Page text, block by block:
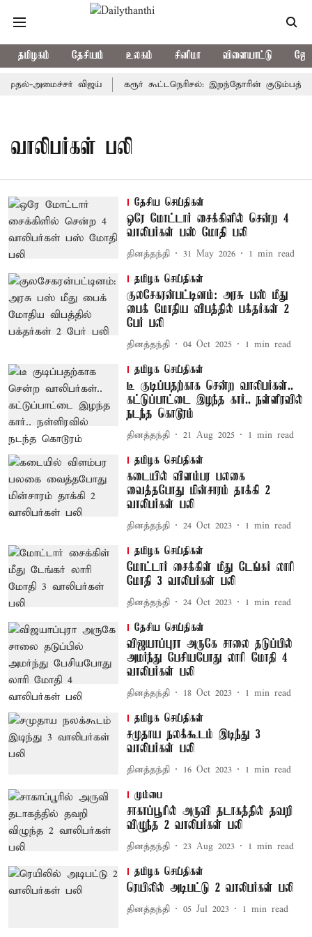
தமிழகம் தேசியம் உலகம் சினிமா விளையாட்டு
முதல்-அமைச்சர் விஜய் கரூர் கூட்டநெரிசல்: இறந்தோரின்
வாலிபர்கள் பலி
தேசிய செய்திகள்
ஒரே மோட்டார் சைக்கிளில் சென்ற 4
வாலிபர்கள் பஸ் மோதி பலி
தினத்தந்தி 31 May 2026 1 min read
தமிழக செய்திகள்
குலசேகரன்பட்டினம்: அரசு பஸ் மீது
பைக் மோதிய விபத்தில் பக்தர்கள் 2
பேர் பலி
தினத்தந்தி 04 Oct 2025 1 min read
தமிழக செய்திகள்
டீ குடிப்பதற்காக சென்ற வாலிபர்கள்..
கட்டுப்பாட்டை இழந்த கார்.. நள்ளிரவில்
நடந்த கொடூரம்
தினத்தந்தி 21 Aug 2025 1 min read
தமிழக செய்திகள்
கடையில் விளம்பர பலகை
வைத்தபோது மின்சாரம் தாக்கி 2
வாலிபர்கள் பலி
தினத்தந்தி 24 Oct 2023 1 min read
தமிழக செய்திகள்
மோட்டார் சைக்கிள் மீது டேங்கர் லாரி
மோதி 3 வாலிபர்கள் பலி
தினத்தந்தி 24 Oct 2023 1 min read
தேசிய செய்திகள்
விஜயாப்புரா அருகே சாலை தடுப்பில்
அமர்ந்து பேசியபோது லாரி மோதி 4
வாலிபர்கள் பலி
தினத்தந்தி 18 Oct 2023 1 min read
தமிழக செய்திகள்
சமுதாய நலக்கூடம் இடிந்து 3
வாலிபர்கள் பலி
தினத்தந்தி 16 Oct 2023 1 min read
மும்பை
சாகாப்பூரில் அருவி தடாகத்தில் தவறி
விழுந்த 2 வாலிபர்கள் பலி
தினத்தந்தி 23 Aug 2023 1 min read
தமிழக செய்திகள்
ரெயிலில் அடிபட்டு 2 வாலிபர்கள் பலி
தினத்தந்தி 05 Jul 2023 1 min read